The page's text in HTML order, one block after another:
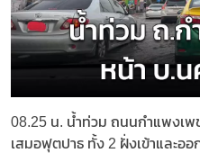
08.25 น. น้ำท่วม ถนนกำแพงเพ
เสมอฟุตปาธ ทั้ง 2 ฝั่งเข้าและออ